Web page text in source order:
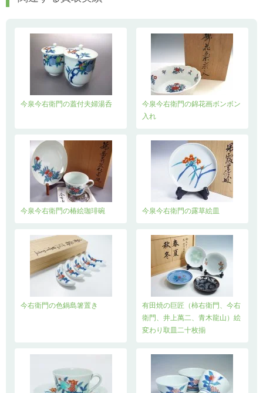
今泉今右衛門の蓋付夫婦湯呑
今泉今右衛門の錦花画ボンボン
入れ
今泉今右衛門の椿絵珈琲碗 今泉今右衛門の露草絵皿
今右衛門の色鍋島箸置き
有田焼の巨匠（柿右衛門、今右
衛門、井上萬二、青木龍山）絵
変わり取皿二十枚揃